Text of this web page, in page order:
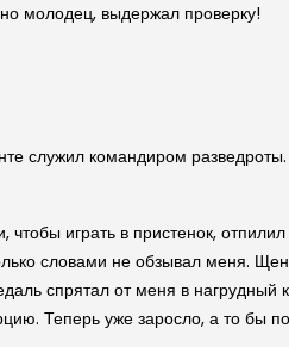
молодец, выдержал проверку!
служил командиром
играть в пристенок,
словами не обзывал меня.
спрятал от меня в
Теперь уже заросло, а то бы